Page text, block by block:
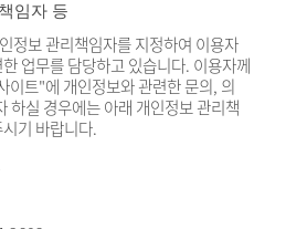
임자 등
정보 관리책임자를 지정하여 이용자
업무를 담당하고 있습니다. 이용자께
이트"에 개인정보와 관련한 문의, 의
하실 경우에는 아래 개인정보 관리책
기 바랍니다.